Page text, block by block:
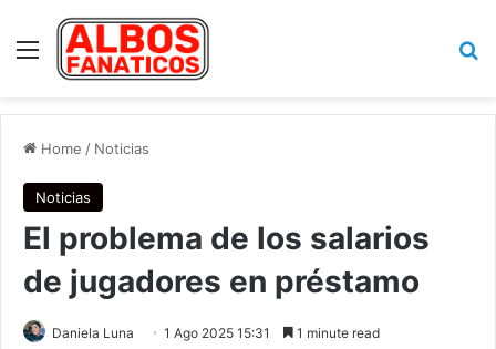
Menu
Home / Noticias
Noticias
El problema de los salarios
de jugadores en préstamo
Daniela Luna 1 Ago 2025 15:31 1 minute read